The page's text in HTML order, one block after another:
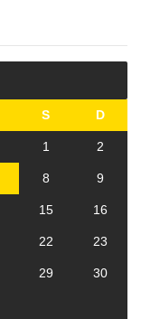
S D
1 2
8 9
15 16
22 23
29 30